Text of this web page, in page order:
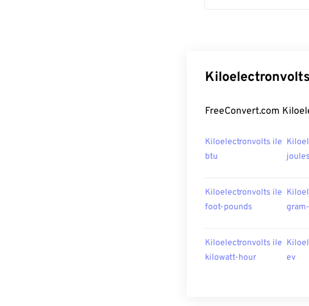
FreeConvert.com
Kiloelectronvolts ile
btu
joules
Kiloelectronvolts ile
foot-pounds
Kiloelectronvolts ile
kilowatt-hour
ev